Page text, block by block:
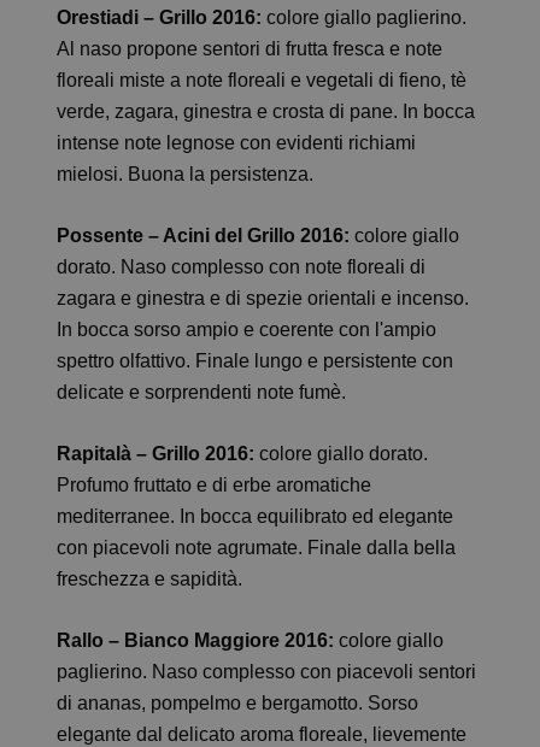
Orestiadi – Grillo 2016: colore giallo paglierino.
Al naso propone sentori di frutta fresca e note
floreali miste a note floreali e vegetali di fieno, tè
verde, zagara, ginestra e crosta di pane. In bocca
intense note legnose con evidenti richiami
mielosi. Buona la persistenza.
Possente – Acini del Grillo 2016: colore giallo
dorato. Naso complesso con note floreali di
zagara e ginestra e di spezie orientali e incenso.
In bocca sorso ampio e coerente con l'ampio
spettro olfattivo. Finale lungo e persistente con
delicate e sorprendenti note fumè.
Rapitalà – Grillo 2016: colore giallo dorato.
Profumo fruttato e di erbe aromatiche
mediterranee. In bocca equilibrato ed elegante
con piacevoli note agrumate. Finale dalla bella
freschezza e sapidità.
Rallo – Bianco Maggiore 2016: colore giallo
paglierino. Naso complesso con piacevoli sentori
di ananas, pompelmo e bergamotto. Sorso
elegante dal delicato aroma floreale, lievemente